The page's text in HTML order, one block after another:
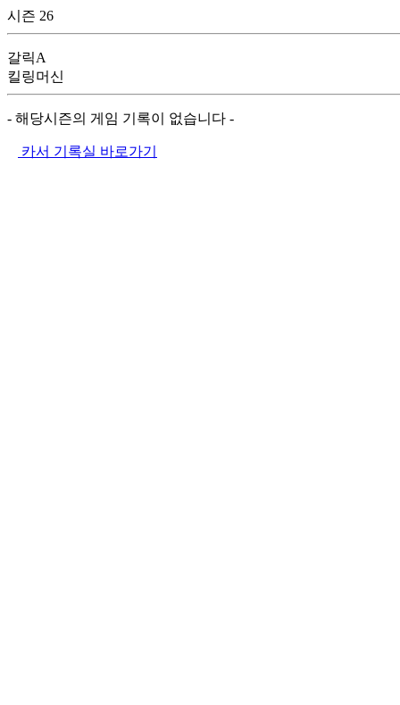
시즌 26
갈릭A
킬링머신
- 해당시즌의 게임 기록이 없습니다 -
카서 기록실 바로가기